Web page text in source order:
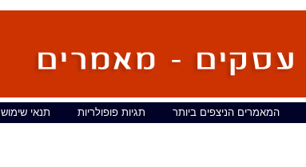
המאמרים הניצפים ביותר תגיות פופולריות תנאי שימוש